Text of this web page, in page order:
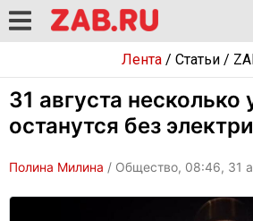
Лента/ Статьи/
31 августа
останутся без
Полина Милина / Общество, 08:46, 31